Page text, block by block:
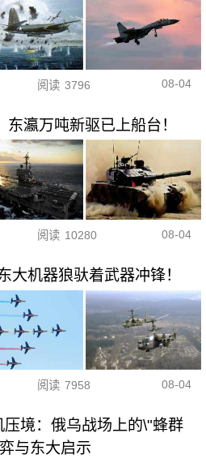
阅读 3796 08-04
瀛万吨新驱已上船台！
阅读 10280 08-04
大机器狼驮着武器冲锋！
阅读 7958 08-04
压境：俄乌战场上的\"蜂群
与东大启示